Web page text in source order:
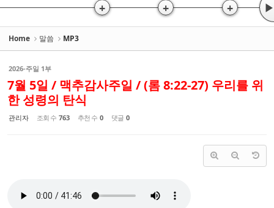
+ + + ▶
Home 말씀 MP3
2026-주일 1부
7월 5일 / 맥추감사주일 / (롬 8:22-27) 우리를 위
한 성령의 탄식
관리자 조회 수 763 추천 수 0 댓글 0
Sketchbook5, 스케치북5